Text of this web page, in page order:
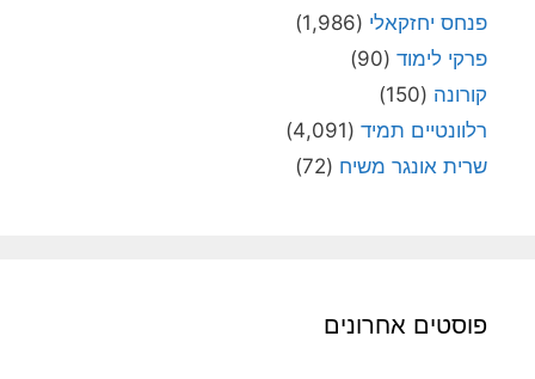
פנחס יחזקאלי (1,986)
פרקי לימוד (90)
קורונה (150)
רלוונטיים תמיד (4,091)
שרית אונגר משיח (72)
פוסטים אחרונים